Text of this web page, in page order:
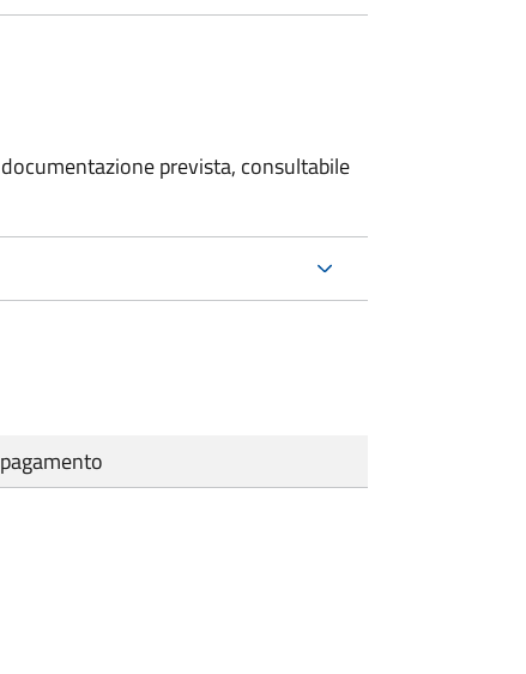
prevista, consultabile